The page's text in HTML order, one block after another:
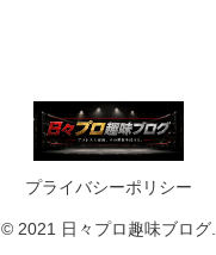
プライバシーポリシー
© 2021 日々プロ趣味ブログ.